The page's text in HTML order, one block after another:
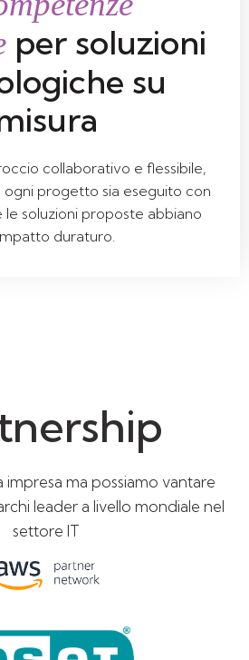
per soluzioni
su
collaborativo e flessibile,
ogni progetto sia eseguito con
le soluzioni proposte abbiano
duraturo.
impresa ma possiamo vantare
leader a livello mondiale nel
settore IT